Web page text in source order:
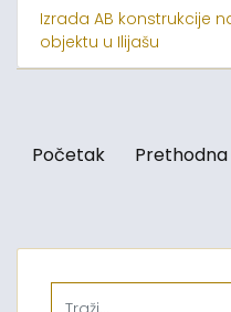
Izrada AB konstrukcije
objektu u Ilijašu
Početak Prethodna